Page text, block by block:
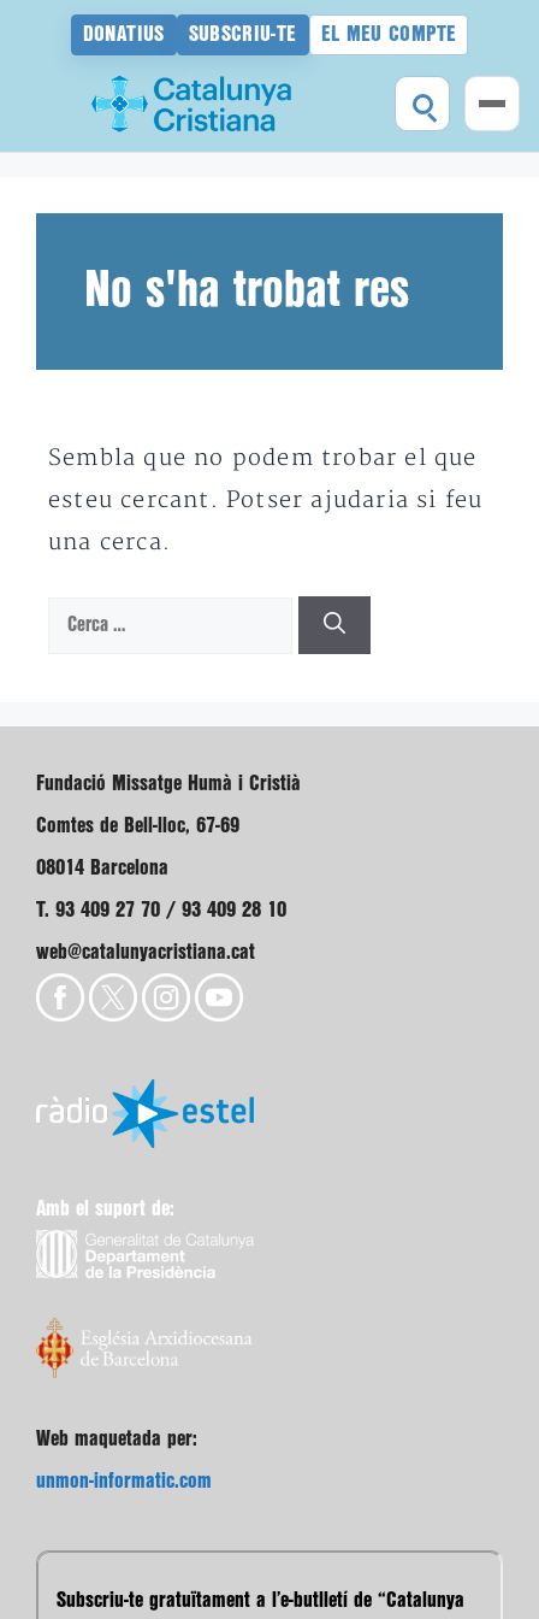
DONATIUS SUBSCRIU-TE EL MEU COMPTE
No s'ha trobat res
Sembla que no podem trobar el que
esteu cercant. Potser ajudaria si feu
una cerca.
Cerca:
Fundació Missatge Humà i Cristià
Comtes de Bell-lloc, 67-69
08014 Barcelona
T. 93 409 27 70 / 93 409 28 10
web@catalunyacristiana.cat
Amb el suport de:
Web maquetada per:
unmon-informatic.com
Subscriu-te gratuïtament a l’e-butlletí de “Catalunya